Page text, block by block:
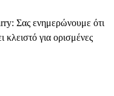
Σας ενημερώνουμε ότι
για ορισμένες